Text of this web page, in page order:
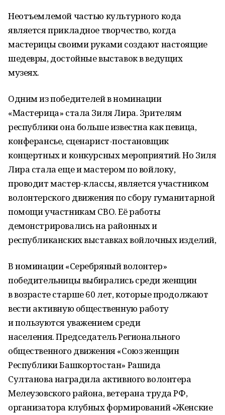
Неотъемлемой частью культурного кода
является прикладное творчество, когда
мастерицы своими руками создают настоящие
шедевры, достойные выставок в ведущих
музеях.
Одним из победителей в номинации
«Мастерица» стала Зиля Лира. Зрителям
республики она больше известна как певица,
конферансье, сценарист-постановщик
концертных и конкурсных мероприятий. Но Зиля
Лира стала еще и мастером по войлоку,
проводит мастер-классы, является участником
волонтерского движения по сбору гуманитарной
помощи участникам СВО. Её работы
демонстрировались на районных и
республиканских выставках войлочных изделий,
В номинации «Серебряный волонтер»
победительницы выбирались среди женщин
в возрасте старше 60 лет, которые продолжают
вести активную общественную работу
и пользуются уважением среди
населения. Председатель Регионального
общественного движения «Союз женщин
Республики Башкортостан» Рашида
Султанова наградила активного волонтера
Мелеузовского района, ветерана труда РФ,
организатора клубных формирований «Женские